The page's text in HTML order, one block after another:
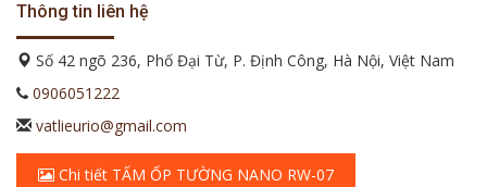
Thông tin liên hệ
Số 42 ngõ 236, Phố Đại Từ, P. Định Công, Hà Nội, Việt Nam
0906051222
vatlieurio@gmail.com
Chi tiết TẤM ỐP TƯỜNG NANO RW-07